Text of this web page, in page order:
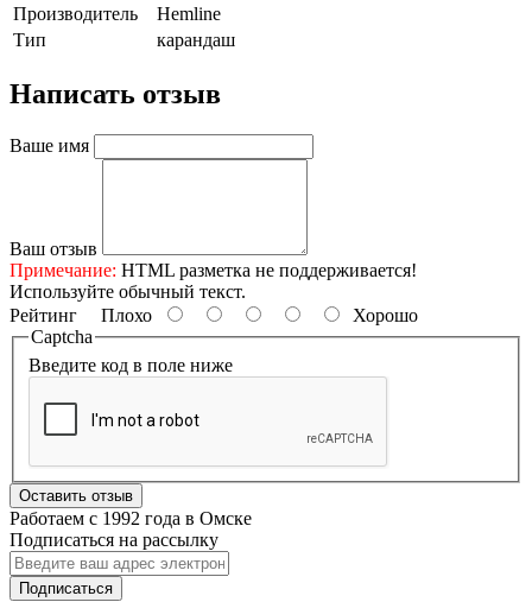
Производитель
Hemline
Тип
карандаш
Написать отзыв
Ваше имя
Ваш отзыв
Примечание: HTML разметка не поддерживается!
Используйте обычный текст.
Рейтинг Плохо
Хорошо
Captcha
Введите код в поле ниже
Оставить отзыв
Работаем с 1992 года в Омске
Подписаться на рассылку
Подписаться